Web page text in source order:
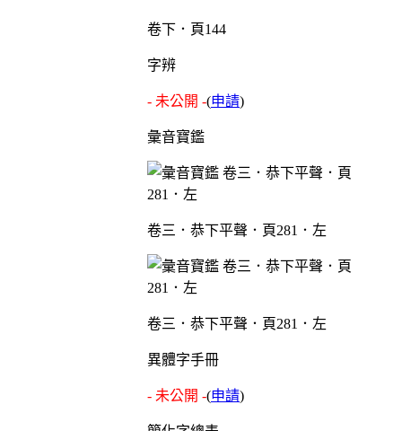
卷下．頁144
字辨
- 未公開 -(申請)
彙音寶鑑
卷三．恭下平聲．頁281．左
卷三．恭下平聲．頁281．左
異體字手冊
- 未公開 -(申請)